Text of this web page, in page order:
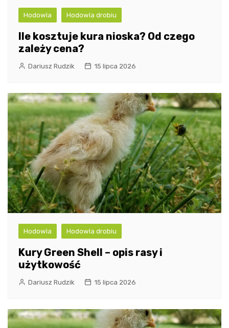
Hodowla Hodowla drobiu
Ile kosztuje kura nioska? Od czego
zależy cena?
Dariusz Rudzik 15 lipca 2026
Hodowla Hodowla drobiu
Kury Green Shell – opis rasy i
użytkowość
Dariusz Rudzik 15 lipca 2026